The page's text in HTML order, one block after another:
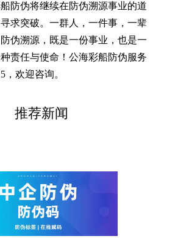
防伪将继续在防伪溯源事业的道
求突破。一群人，一件事，一辈
伪溯源，既是一份事业，也是一
责任与使命！公海彩船防伪服务
，欢迎咨询。
推荐新闻